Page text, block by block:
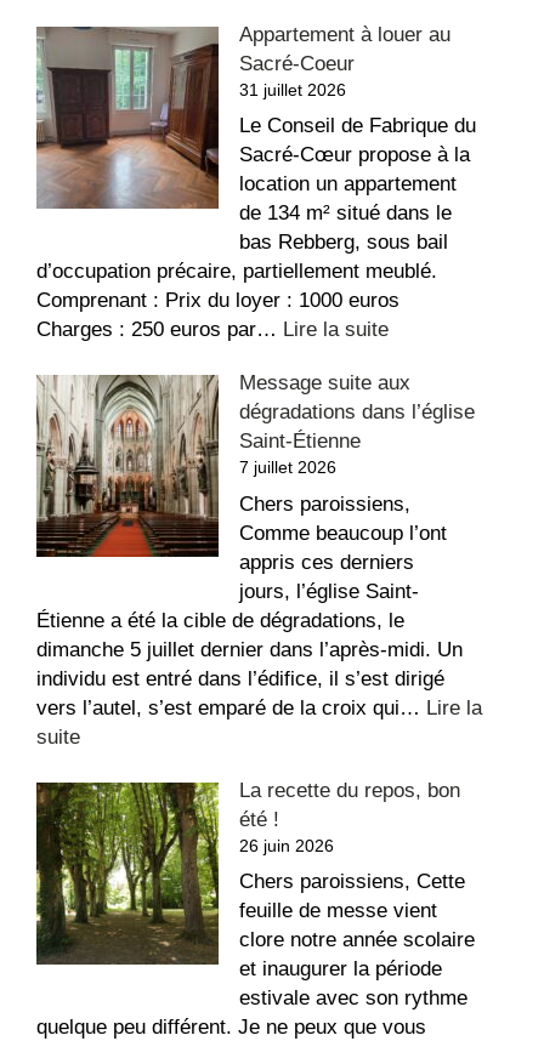
Appartement à louer au
Sacré-Coeur
31 juillet 2026
Le Conseil de Fabrique du
Sacré-Cœur propose à la
location un appartement
de 134 m² situé dans le
bas Rebberg, sous bail
d’occupation précaire, partiellement meublé.
Comprenant : Prix du loyer : 1000 euros
Charges : 250 euros par… Lire la suite:
à
louer
Coeur
Message suite aux
dégradations dans l’église
Saint-Étienne
7 juillet 2026
Chers paroissiens,
Comme beaucoup l’ont
appris ces derniers
jours, l’église Saint-
Étienne a été la cible de dégradations, le
dimanche 5 juillet dernier dans l’après-midi. Un
individu est entré dans l’édifice, il s’est dirigé
vers l’autel, s’est emparé de la croix qui… Lire la
suite:
suite
aux
dégradations
dans
l’église
Saint-
Étienne
La recette du repos, bon
été !
26 juin 2026
Chers paroissiens, Cette
feuille de messe vient
clore notre année scolaire
et inaugurer la période
estivale avec son rythme
quelque peu différent. Je ne peux que vous